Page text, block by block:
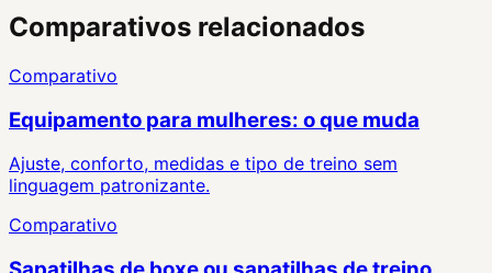
Comparativos relacionados
Comparativo
Equipamento para mulheres: o que muda
Ajuste, conforto, medidas e tipo de treino sem
linguagem patronizante.
Comparativo